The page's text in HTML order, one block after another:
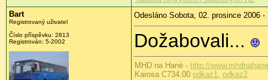
Bart
Registrovaný uživatel
Číslo příspěvku: 2813
Registrován: 5-2002
Odesláno Sobota, 02. prosince 2006 -
Dožabovali...
MHD na Hané - http://
Karosa C734.00 odkaz1, odkaz2